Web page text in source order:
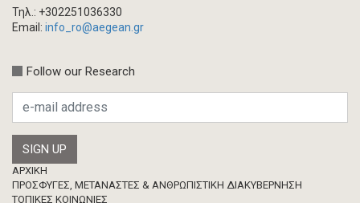
Τηλ.: +302251036330
Email: info_ro@aegean.gr
Follow our Research
Footer
ΑΡΧΙΚΗ
ΠΡΟΣΦΥΓΕΣ, ΜΕΤΑΝΑΣΤΕΣ & ΑΝΘΡΩΠΙΣΤΙΚΗ ΔΙΑΚΥΒΕΡΝΗΣΗ
ΤΟΠΙΚΕΣ ΚΟΙΝΩΝΙΕΣ